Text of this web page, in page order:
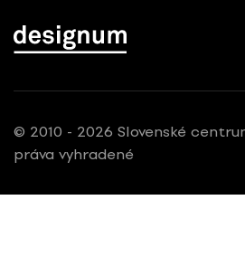
© 2010 - 2026 Slovenské
práva vyhradené